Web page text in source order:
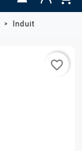
Induit
favorite_border